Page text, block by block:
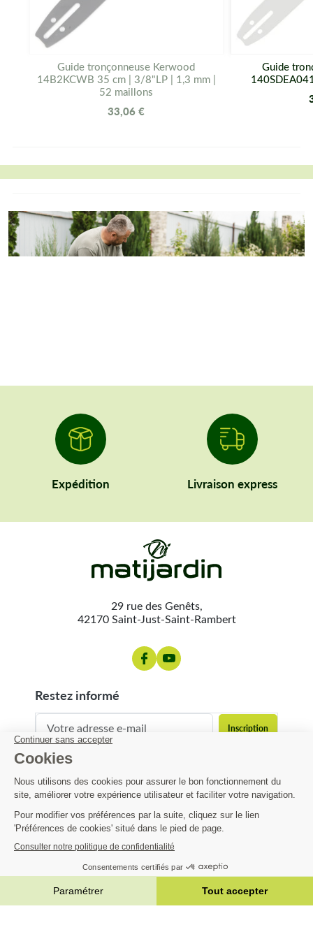
26,33 €
  AJOUTER AU PANIER
Guide tronçonneuse Kerwood
14B2KCWB 35 cm | 3/8"LP | 1,3 mm |
52 maillons
33,06 €
Guide
Expédition Livraison express
29 rue des Genêts,
42170 Saint-Just-Saint-Rambert
restez informé
contact@matijardin.fr 04 81 120 120
Matijardin
Infos pratiques
|Réalisation